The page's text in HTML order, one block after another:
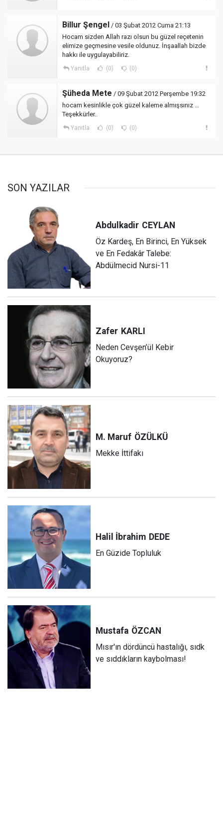
Billur Şengel / 03 Şubat 2012 Cuma 21:13
Hocam sizden Allah razı olsun bu güzel reçetenin
elimize geçmesine vesile oldunuz. İnşaallah bizde
hakkı ile uygulayabiliriz.
Yanıtla (0) (0)
Şüheda Mete / 09 Şubat 2012 Perşembe 19:32
hocam kesinlikle çok güzel kaleme almışsınız ...
Teşekkürler..
Yanıtla (0) (0)
SON YAZILAR
Abdulkadir CEYLAN
Öz Kardeş, En Birinci, En Yüksek
ve En Fedakâr Talebe:
Abdülmecid Nursi-11
Zafer KARLI
Neden Cevşen’ül Kebir
Okuyoruz?
M. Maruf ÖZÜLKÜ
Mekke İttifakı
Halil İbrahim DEDE
En Güzide Topluluk
Mustafa ÖZCAN
Mısır'ın dördüncü hastalığı, sıdk
ve sıddıkların kaybolması!